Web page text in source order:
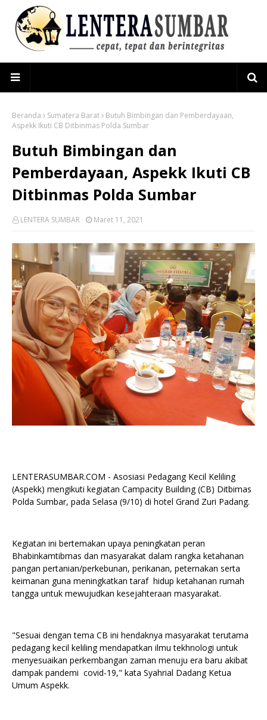
Beranda Sumatera Barat
Butuh Bimbingan dan Pemberdayaan,
Aspekk Ikuti CB Ditbinmas Polda Sumbar
Butuh Bimbingan dan
Pemberdayaan, Aspekk Ikuti CB
Ditbinmas Polda Sumbar
LENTERA SUMBAR Maret 11, 2021
LENTERASUMBAR.COM - Asosiasi Pedagang Kecil Keliling
(Aspekk) mengikuti kegiatan Campacity Building (CB) Ditbimas
Polda Sumbar, pada Selasa (9/10) di hotel Grand Zuri Padang.
Kegiatan ini bertemakan upaya peningkatan peran
Bhabinkamtibmas dan masyarakat dalam rangka ketahanan
pangan pertanian/perkebunan, perikanan, peternakan serta
keimanan guna meningkatkan taraf hidup ketahanan rumah
tangga untuk mewujudkan kesejahteraan masyarakat.
"Sesuai dengan tema CB ini hendaknya masyarakat terutama
pedagang kecil keliling mendapatkan ilmu tekhnologi untuk
menyesuaikan perkembangan zaman menuju era baru akibat
dampak pandemi covid-19," kata Syahrial Dadang Ketua
Umum Aspekk.